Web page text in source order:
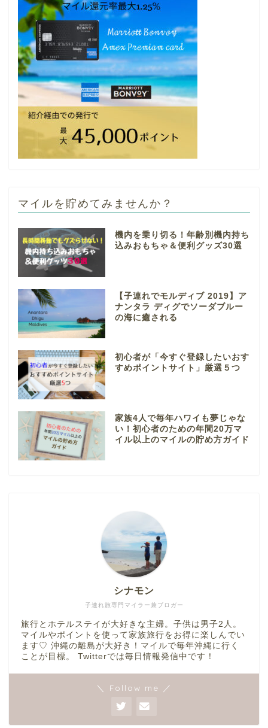
マイルを貯めてみませんか？
機内を乗り切る！年齢別機内持ち
込みおもちゃ＆便利グッズ30選
【子連れでモルディブ 2019】ア
ナンタラ ディグでソーダブルー
の海に癒される
初心者が「今すぐ登録したいおす
すめポイントサイト」厳選５つ
家族4人で毎年ハワイも夢じゃな
い！初心者のための年間20万マ
イル以上のマイルの貯め方ガイド
子連れ旅専門マイラー兼ブロガー
シナモン
旅行とホテルステイが大好きな主婦。子供は男子2人。
マイルやポイントを使って家族旅行をお得に楽しんでい
ます♡ 沖縄の離島が大好き！マイルで毎年沖縄に行く
ことが目標。 Twitterでは毎日情報発信中です！
＼ Follow me ／